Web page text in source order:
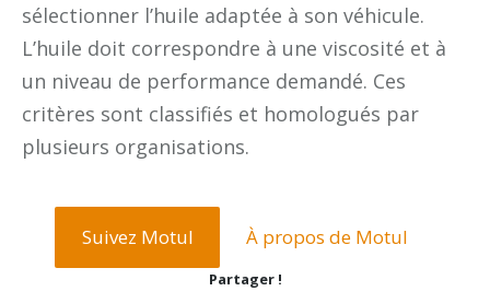
sélectionner l’huile adaptée à son véhicule.
L’huile doit correspondre à une viscosité et à
un niveau de performance demandé. Ces
critères sont classifiés et homologués par
plusieurs organisations.
Suivez Motul À propos de Motul
Partager !